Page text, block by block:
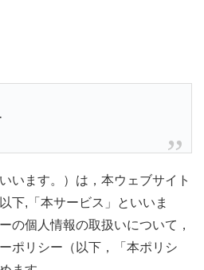
います。）は，本ウェブサイト
下,「本サービス」といいま
の個人情報の取扱いについて，
ポリシー（以下，「本ポリシ